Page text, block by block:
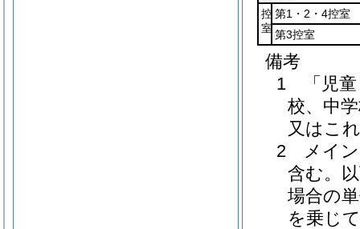
控
室
第1・2・4控室
第3控室
備考
1 「児童
校、中
又はこ
2 メイン
含む。
場合の
を乗じ